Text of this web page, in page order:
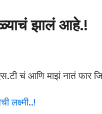
झालं आहे.!
चं आणि माझं नातं फार